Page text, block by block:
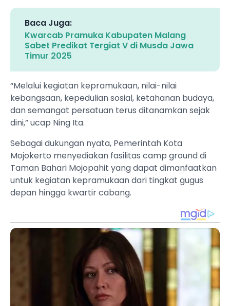
Baca Juga:
Kwarcab Pramuka Kabupaten Malang
Sabet Predikat Tergiat V di Musda Jawa
Timur 2025
“Melalui kegiatan kepramukaan, nilai-nilai
kebangsaan, kepedulian sosial, ketahanan budaya,
dan semangat persatuan terus ditanamkan sejak
dini,” ucap Ning Ita.
Sebagai dukungan nyata, Pemerintah Kota
Mojokerto menyediakan fasilitas camp ground di
Taman Bahari Mojopahit yang dapat dimanfaatkan
untuk kegiatan kepramukaan dari tingkat gugus
depan hingga kwartir cabang.